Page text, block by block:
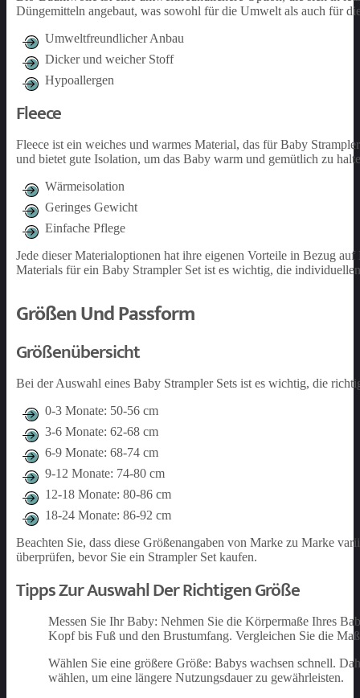
Düngemitteln angebaut, was sowohl für die Umwelt als auch für
Umweltfreundlicher Anbau
Dicker und weicher Stoff
Hypoallergen
Fleece
Fleece ist ein weiches und warmes Material, das für Baby
und bietet gute Isolation, um das Baby warm und gemütlich zu
Wärmeisolation
Geringes Gewicht
Einfache Pflege
Jede dieser Materialoptionen hat ihre eigenen Vorteile in Bezug
Materials für ein Baby Strampler Set ist es wichtig, die
Größen Und Passform
Größenübersicht
Bei der Auswahl eines Baby Strampler Sets ist es wichtig, die
0-3 Monate: 50-56 cm
3-6 Monate: 62-68 cm
6-9 Monate: 68-74 cm
9-12 Monate: 74-80 cm
12-18 Monate: 80-86 cm
18-24 Monate: 86-92 cm
Beachten Sie, dass diese Größenangaben von Marke zu Marke
überprüfen, bevor Sie ein Strampler Set kaufen.
Tipps Zur Auswahl Der Richtigen Größe
Messen Sie Ihr Baby: Nehmen Sie die Körpermaße Ihres
Kopf bis Fuß und den Brustumfang. Vergleichen Sie die
Wählen Sie eine größere Größe: Babys wachsen schnell.
wählen, um eine längere Nutzungsdauer zu gewährleisten.